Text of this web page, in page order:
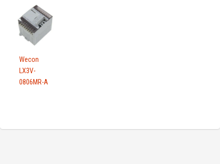
Wecon
LX3V-
0806MR-A